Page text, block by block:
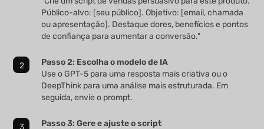
Público-alvo: [seu público]. Objetivo: [email, chamada
ou apresentação]. Destaque dores, benefícios e pontos
de confiança para aumentar a conversão."
Passo 2: Escolha o modelo de IA
Use o GPT-5 para uma resposta mais criativa ou o
DeepThink para uma análise mais estruturada. Em
seguida, envie o prompt.
Passo 3: Gere e ajuste o script